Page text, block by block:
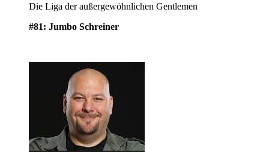
Die Liga der außergewöhnlichen Gentlemen
#81: Jumbo Schreiner